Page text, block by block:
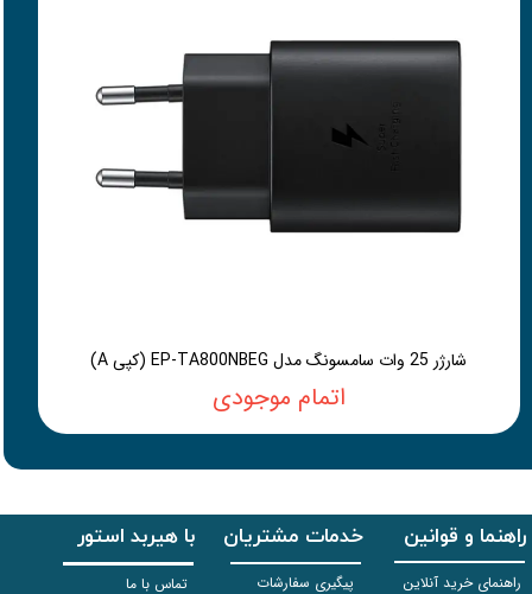
شارژر 25 وات سامسونگ مدل EP-TA800NBEG (کپی A)
اتمام موجودی
راهنما و قوانین
راهنمای خرید آنلاین
خدمات مشتریان
پیگیری سفارشات
با هیربد استور
تماس با ما